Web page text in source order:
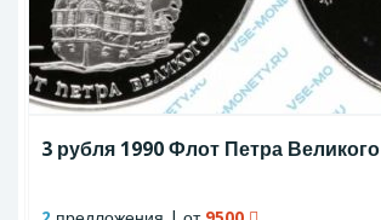
3 рубля 1990 Флот Петра Великого